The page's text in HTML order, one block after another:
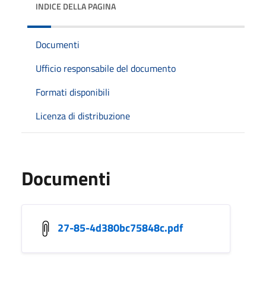
INDICE DELLA PAGINA
Documenti
Ufficio responsabile del documento
Formati disponibili
Licenza di distribuzione
Documenti
27-85-4d380bc75848c.pdf